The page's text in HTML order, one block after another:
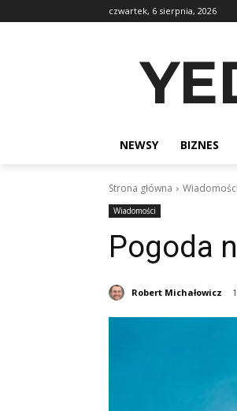
czwartek, 6 sierpnia, 2026
NEWSY BIZNES
Strona główna Wiadomości
Wiadomości
Pogoda
Robert Michałowicz